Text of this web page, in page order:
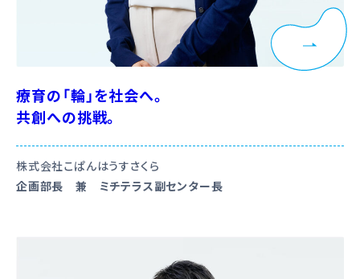
療育の「輪」を社会へ。
共創への挑戦。
株式会社こぱんはうすさくら
企画部長 兼 ミチテラス副センター長